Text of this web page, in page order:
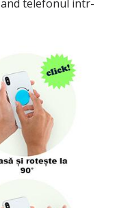
telefonul intr-